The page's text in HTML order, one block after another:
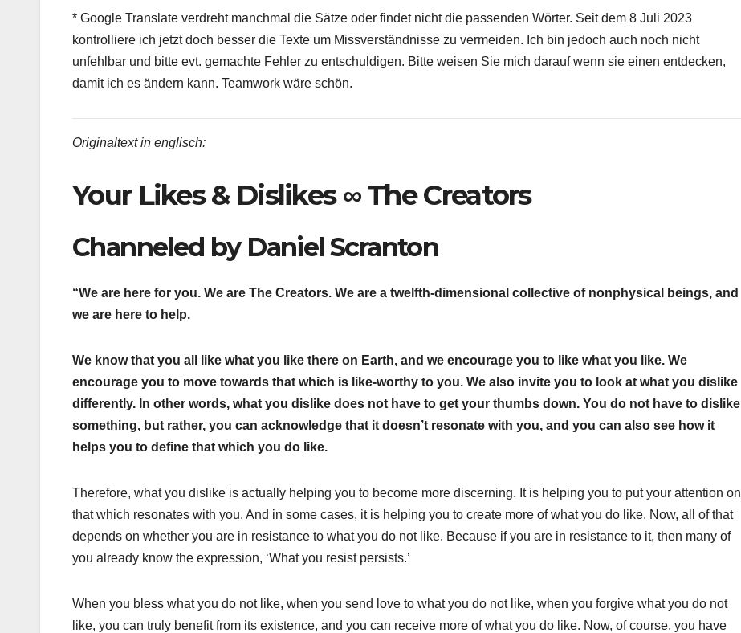
* Google Translate verdreht manchmal die Sätze oder findet nicht die passenden Wörter. Seit dem 8 Juli 2023
kontrolliere ich jetzt doch besser die Texte um Missverständnisse zu vermeiden. Ich bin jedoch auch noch nicht
unfehlbar und bitte evt. gemachte Fehler zu entschuldigen. Bitte weisen Sie mich darauf wenn sie einen entdecken,
damit ich es ändern kann. Teamwork wäre schön.
Originaltext in englisch:
Your Likes & Dislikes ∞ The Creators
Channeled by Daniel Scranton
“We are here for you. We are The Creators. We are a twelfth-dimensional collective of nonphysical beings, and
we are here to help.
We know that you all like what you like there on Earth, and we encourage you to like what you like. We
encourage you to move towards that which is like-worthy to you. We also invite you to look at what you dislike
differently. In other words, what you dislike does not have to get your thumbs down. You do not have to dislike
something, but rather, you can acknowledge that it doesn’t resonate with you, and you can also see how it
helps you to define that which you do like.
Therefore, what you dislike is actually helping you to become more discerning. It is helping you to put your attention on
that which resonates with you. And in some cases, it is helping you to create more of what you do like. Now, all of that
depends on whether you are in resistance to what you do not like. Because if you are in resistance to it, then many of
you already know the expression, ‘What you resist persists.’
When you bless what you do not like, when you send love to what you do not like, when you forgive what you do not
like, you can truly benefit from its existence, and you can receive more of what you do like. Now, of course, you have